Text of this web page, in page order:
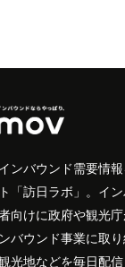
ンバウンド需要情
「訪日ラボ」。イ
向けに政府や観光
バウンド事業に取
光地などを毎日配信